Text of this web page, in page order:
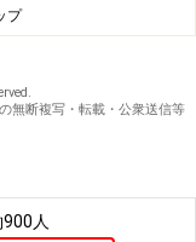
プ
無断複写・転載・公衆送信等
人